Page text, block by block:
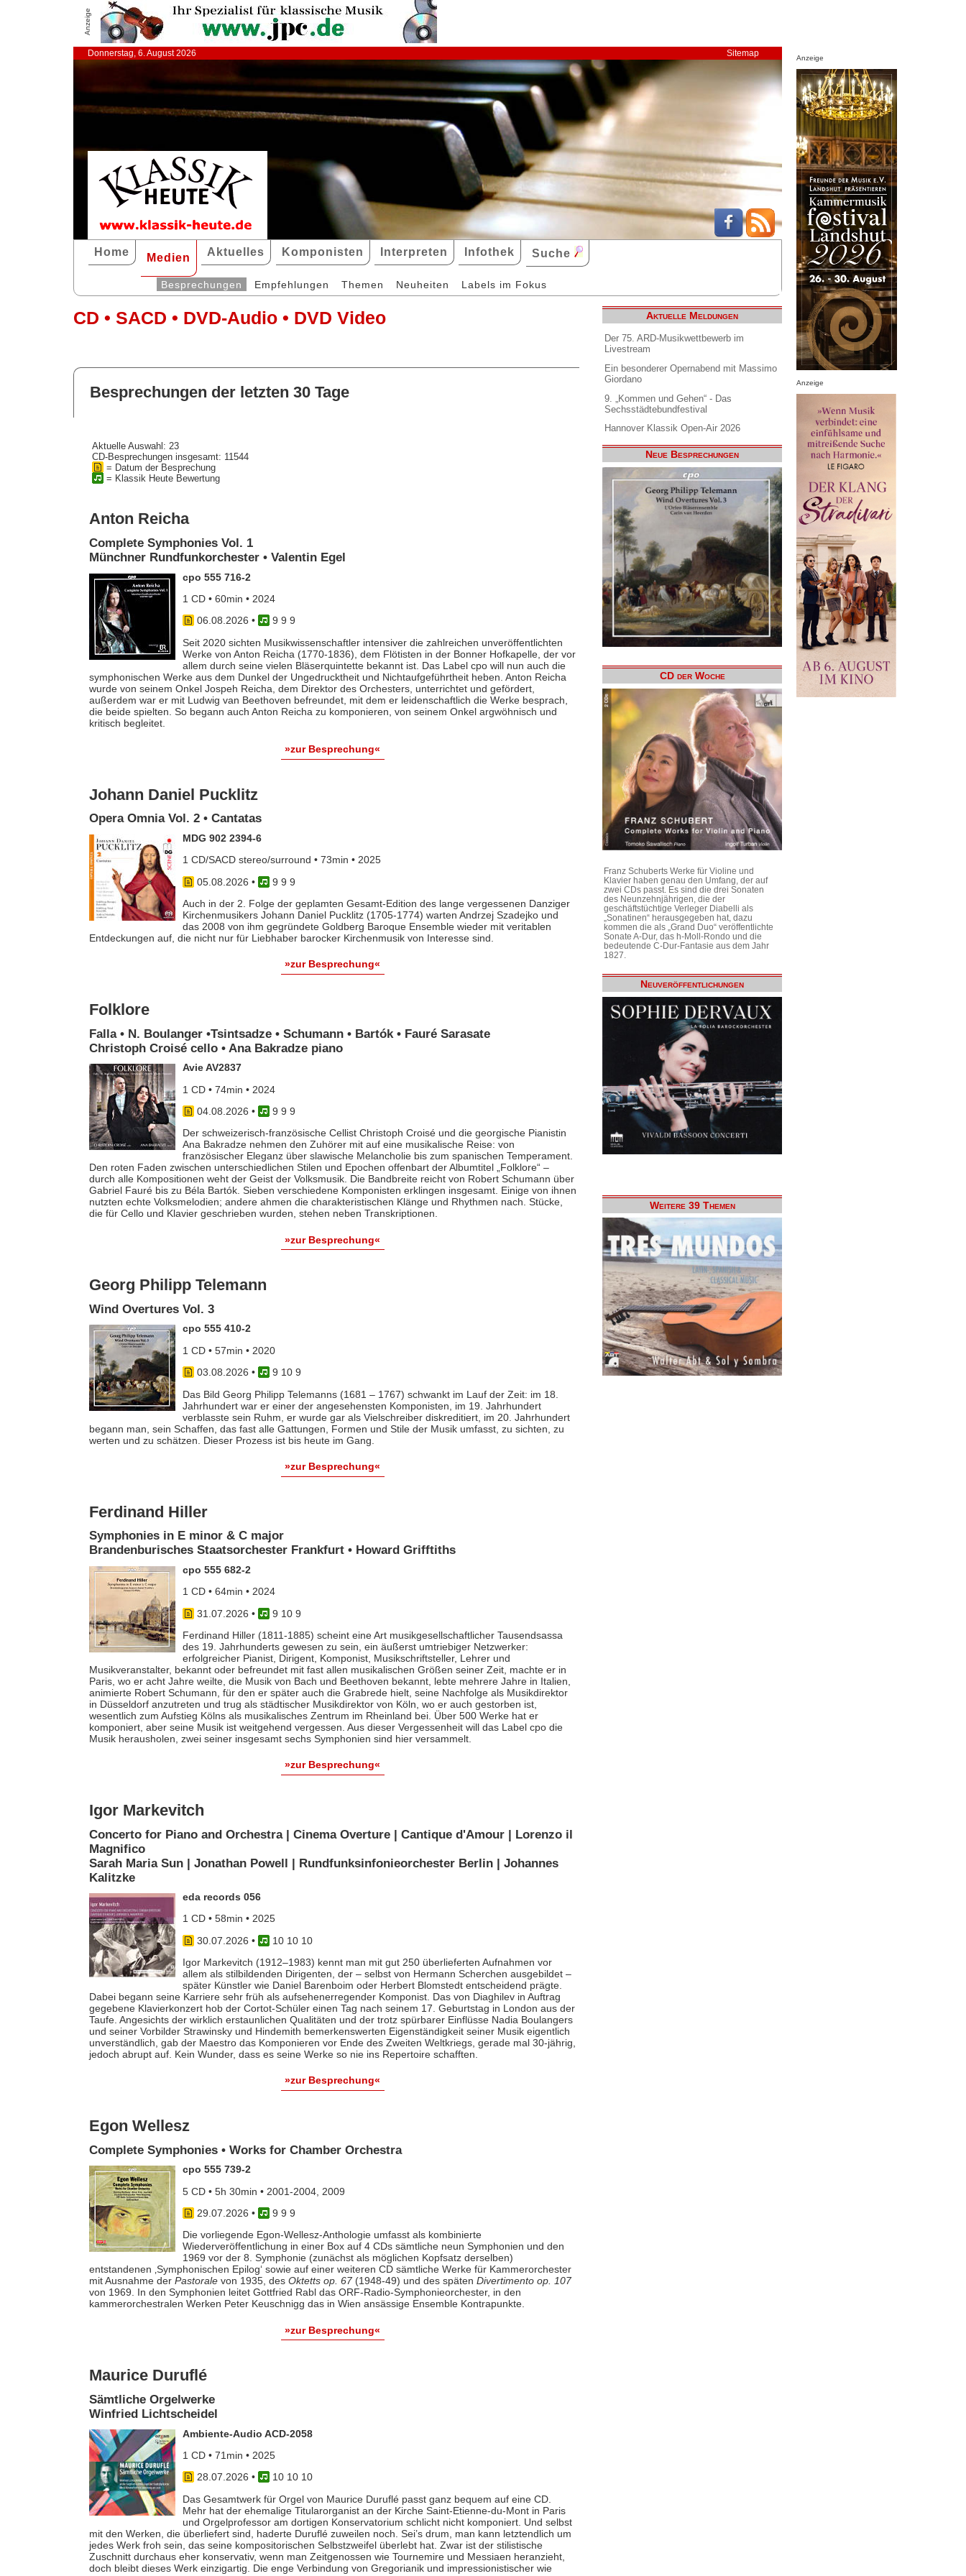
Anzeige
Donnerstag, 6. August 2026 Sitemap
Home Medien Aktuelles Komponisten Interpreten Infothek Suche
Besprechungen Empfehlungen Themen Neuheiten Labels im Fokus
CD • SACD • DVD-Audio • DVD Video
Besprechungen der letzten 30 Tage
Aktuelle Auswahl: 23
CD-Besprechungen insgesamt: 11544
= Datum der Besprechung
= Klassik Heute Bewertung
Anton Reicha
Complete Symphonies Vol. 1
Münchner Rundfunkorchester • Valentin Egel
cpo 555 716-2
1 CD • 60min • 2024
06.08.2026 •
9 9 9
Seit 2020 sichten Musikwissenschaftler intensiver die zahlreichen unveröffentlichten
Werke von Anton Reicha (1770-1836), dem Flötisten in der Bonner Hofkapelle, der vor
allem durch seine vielen Bläserquintette bekannt ist. Das Label cpo will nun auch die
symphonischen Werke aus dem Dunkel der Ungedrucktheit und Nichtaufgeführtheit heben. Anton Reicha
wurde von seinem Onkel Jospeh Reicha, dem Direktor des Orchesters, unterrichtet und gefördert,
außerdem war er mit Ludwig van Beethoven befreundet, mit dem er leidenschaftlich die Werke besprach,
die beide spielten. So begann auch Anton Reicha zu komponieren, von seinem Onkel argwöhnisch und
kritisch begleitet.
»zur Besprechung«
Johann Daniel Pucklitz
Opera Omnia Vol. 2 • Cantatas
MDG 902 2394-6
1 CD/SACD stereo/surround • 73min • 2025
05.08.2026 •
9 9 9
Auch in der 2. Folge der geplamten Gesamt-Edition des lange vergessenen Danziger
Kirchenmusikers Johann Daniel Pucklitz (1705-1774) warten Andrzej Szadejko und
das 2008 von ihm gegründete Goldberg Baroque Ensemble wieder mit veritablen
Entdeckungen auf, die nicht nur für Liebhaber barocker Kirchenmusik von Interesse sind.
»zur Besprechung«
Folklore
Falla • N. Boulanger •Tsintsadze • Schumann • Bartók • Fauré Sarasate
Christoph Croisé cello • Ana Bakradze piano
Avie AV2837
1 CD • 74min • 2024
04.08.2026 •
9 9 9
Der schweizerisch-französische Cellist Christoph Croisé und die georgische Pianistin
Ana Bakradze nehmen den Zuhörer mit auf eine musikalische Reise: von
französischer Eleganz über slawische Melancholie bis zum spanischen Temperament.
Den roten Faden zwischen unterschiedlichen Stilen und Epochen offenbart der Albumtitel „Folklore“ –
durch alle Kompositionen weht der Geist der Volksmusik. Die Bandbreite reicht von Robert Schumann über
Gabriel Fauré bis zu Béla Bartók. Sieben verschiedene Komponisten erklingen insgesamt. Einige von ihnen
nutzten echte Volksmelodien; andere ahmen die charakteristischen Klänge und Rhythmen nach. Stücke,
die für Cello und Klavier geschrieben wurden, stehen neben Transkriptionen.
»zur Besprechung«
Georg Philipp Telemann
Wind Overtures Vol. 3
cpo 555 410-2
1 CD • 57min • 2020
03.08.2026 •
9 10 9
Das Bild Georg Philipp Telemanns (1681 – 1767) schwankt im Lauf der Zeit: im 18.
Jahrhundert war er einer der angesehensten Komponisten, im 19. Jahrhundert
verblasste sein Ruhm, er wurde gar als Vielschreiber diskreditiert, im 20. Jahrhundert
begann man, sein Schaffen, das fast alle Gattungen, Formen und Stile der Musik umfasst, zu sichten, zu
werten und zu schätzen. Dieser Prozess ist bis heute im Gang.
»zur Besprechung«
Ferdinand Hiller
Symphonies in E minor & C major
Brandenburisches Staatsorchester Frankfurt • Howard Grifftiths
cpo 555 682-2
1 CD • 64min • 2024
31.07.2026 •
9 10 9
Ferdinand Hiller (1811-1885) scheint eine Art musikgesellschaftlicher Tausendsassa
des 19. Jahrhunderts gewesen zu sein, ein äußerst umtriebiger Netzwerker:
erfolgreicher Pianist, Dirigent, Komponist, Musikschriftsteller, Lehrer und
Musikveranstalter, bekannt oder befreundet mit fast allen musikalischen Größen seiner Zeit, machte er in
Paris, wo er acht Jahre weilte, die Musik von Bach und Beethoven bekannt, lebte mehrere Jahre in Italien,
animierte Robert Schumann, für den er später auch die Grabrede hielt, seine Nachfolge als Musikdirektor
in Düsseldorf anzutreten und trug als städtischer Musikdirektor von Köln, wo er auch gestorben ist,
wesentlich zum Aufstieg Kölns als musikalisches Zentrum im Rheinland bei. Über 500 Werke hat er
komponiert, aber seine Musik ist weitgehend vergessen. Aus dieser Vergessenheit will das Label cpo die
Musik herausholen, zwei seiner insgesamt sechs Symphonien sind hier versammelt.
»zur Besprechung«
Igor Markevitch
Concerto for Piano and Orchestra | Cinema Overture | Cantique d'Amour | Lorenzo il
Magnifico
Sarah Maria Sun | Jonathan Powell | Rundfunksinfonieorchester Berlin | Johannes
Kalitzke
eda records 056
1 CD • 58min • 2025
30.07.2026 •
10 10 10
Igor Markevitch (1912–1983) kennt man mit gut 250 überlieferten Aufnahmen vor
allem als stilbildenden Dirigenten, der – selbst von Hermann Scherchen ausgebildet –
später Künstler wie Daniel Barenboim oder Herbert Blomstedt entscheidend prägte.
Dabei begann seine Karriere sehr früh als aufsehenerregender Komponist. Das von Diaghilev in Auftrag
gegebene Klavierkonzert hob der Cortot-Schüler einen Tag nach seinem 17. Geburtstag in London aus der
Taufe. Angesichts der wirklich erstaunlichen Qualitäten und der trotz spürbarer Einflüsse Nadia Boulangers
und seiner Vorbilder Strawinsky und Hindemith bemerkenswerten Eigenständigkeit seiner Musik eigentlich
unverständlich, gab der Maestro das Komponieren vor Ende des Zweiten Weltkriegs, gerade mal 30-jährig,
jedoch abrupt auf. Kein Wunder, dass es seine Werke so nie ins Repertoire schafften.
»zur Besprechung«
Egon Wellesz
Complete Symphonies • Works for Chamber Orchestra
cpo 555 739-2
5 CD • 5h 30min • 2001-2004, 2009
29.07.2026 •
9 9 9
Die vorliegende Egon-Wellesz-Anthologie umfasst als kombinierte
Wiederveröffentlichung in einer Box auf 4 CDs sämtliche neun Symphonien und den
1969 vor der 8. Symphonie (zunächst als möglichen Kopfsatz derselben)
entstandenen ‚Symphonischen Epilog‘ sowie auf einer weiteren CD sämtliche Werke für Kammerorchester
mit Ausnahme der Pastoralevon 1935, des Oktetts op. 67(1948-49) und des späten Divertimento op. 107
von 1969. In den Symphonien leitet Gottfried Rabl das ORF-Radio-Symphonieorchester, in den
kammerorchestralen Werken Peter Keuschnigg das in Wien ansässige Ensemble Kontrapunkte.
»zur Besprechung«
Maurice Duruflé
Sämtliche Orgelwerke
Winfried Lichtscheidel
Ambiente-Audio ACD-2058
1 CD • 71min • 2025
28.07.2026 •
10 10 10
Das Gesamtwerk für Orgel von Maurice Duruflé passt ganz bequem auf eine CD.
Mehr hat der ehemalige Titularorganist an der Kirche Saint-Etienne-du-Mont in Paris
und Orgelprofessor am dortigen Konservatorium schlicht nicht komponiert. Und selbst
mit den Werken, die überliefert sind, haderte Duruflé zuweilen noch. Sei’s drum, man kann letztendlich um
jedes Werk froh sein, das seine kompositorischen Selbstzweifel überlebt hat. Zwar ist der stilistische
Zuschnitt durchaus eher konservativ, wenn man Zeitgenossen wie Tournemire und Messiaen heranzieht,
doch bleibt dieses Werk einzigartig. Die enge Verbindung von Gregorianik und impressionistischer wie
Aktuelle Meldungen
Der 75. ARD-Musikwettbewerb im
Livestream
Ein besonderer Opernabend mit Massimo
Giordano
9. „Kommen und Gehen“ - Das
Sechsstädtebundfestival
Hannover Klassik Open-Air 2026
Neue Besprechungen
CD der Woche
Franz Schuberts Werke für Violine und
Klavier haben genau den Umfang, der auf
zwei CDs passt. Es sind die drei Sonaten
des Neunzehnjährigen, die der
geschäftstüchtige Verleger Diabelli als
„Sonatinen“ herausgegeben hat, dazu
kommen die als „Grand Duo“ veröffentlichte
Sonate A-Dur, das h-Moll-Rondo und die
bedeutende C-Dur-Fantasie aus dem Jahr
1827.
Neuveröffentlichungen
Weitere 39 Themen
Anzeige
Anzeige